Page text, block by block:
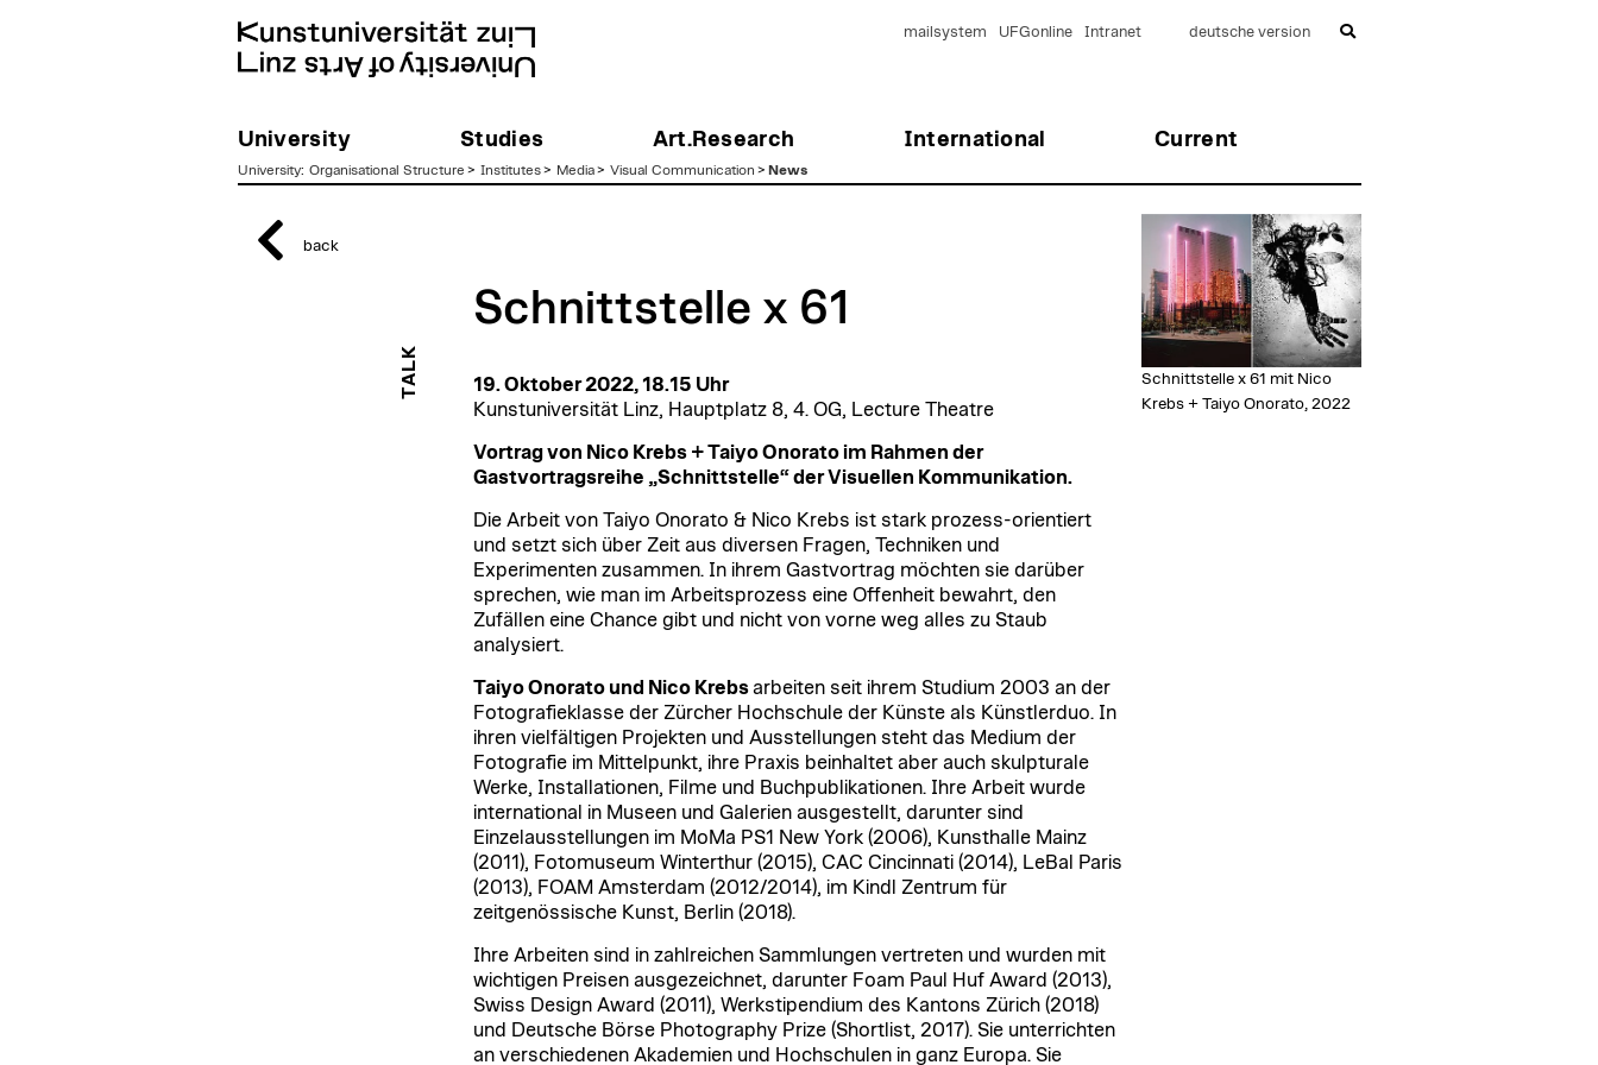
University Studies Art.Research International Current
mailsystem UFGonline Intranet deutsche version
University: Organisational Structure > Institutes> Media> Visual Communication > News
back
TALK
Schnittstelle x 61
19. Oktober 2022, 18.15 Uhr
Kunstuniversität Linz, Hauptplatz 8, 4. OG, Lecture Theatre
Vortrag von Nico Krebs + Taiyo Onorato im Rahmen der
Gastvortragsreihe „Schnittstelle“ der Visuellen Kommunikation.
Die Arbeit von Taiyo Onorato & Nico Krebs ist stark prozess-orientiert
und setzt sich über Zeit aus diversen Fragen, Techniken und
Experimenten zusammen. In ihrem Gastvortrag möchten sie darüber
sprechen, wie man im Arbeitsprozess eine Offenheit bewahrt, den
Zufällen eine Chance gibt und nicht von vorne weg alles zu Staub
analysiert.
Taiyo Onorato und Nico Krebsarbeiten seit ihrem Studium 2003 an der
Fotografieklasse der Zürcher Hochschule der Künste als Künstlerduo. In
ihren vielfältigen Projekten und Ausstellungen steht das Medium der
Fotografie im Mittelpunkt, ihre Praxis beinhaltet aber auch skulpturale
Werke, Installationen, Filme und Buchpublikationen. Ihre Arbeit wurde
international in Museen und Galerien ausgestellt, darunter sind
Einzelausstellungen im MoMa PS1 New York (2006), Kunsthalle Mainz
(2011), Fotomuseum Winterthur (2015), CAC Cincinnati (2014), LeBal Paris
(2013), FOAM Amsterdam (2012/2014), im Kindl Zentrum für
zeitgenössische Kunst, Berlin (2018).
Ihre Arbeiten sind in zahlreichen Sammlungen vertreten und wurden mit
wichtigen Preisen ausgezeichnet, darunter Foam Paul Huf Award (2013),
Swiss Design Award (2011), Werkstipendium des Kantons Zürich (2018)
und Deutsche Börse Photography Prize (Shortlist, 2017). Sie unterrichten
an verschiedenen Akademien und Hochschulen in ganz Europa. Sie
Schnittstelle x 61 mit Nico
Krebs + Taiyo Onorato, 2022